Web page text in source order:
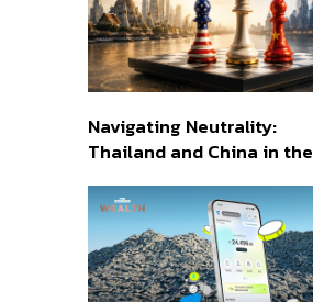
Navigating Neutrality:
Thailand and China in the
Order